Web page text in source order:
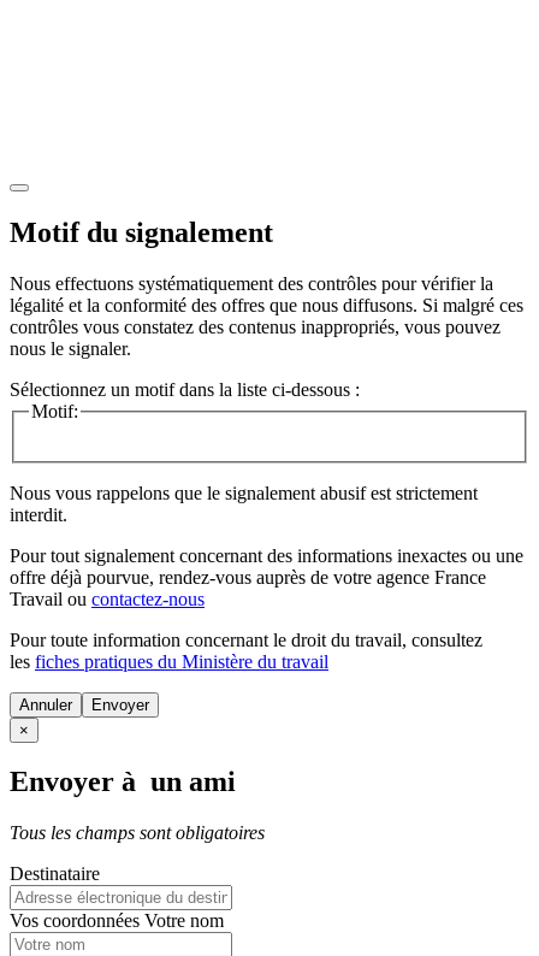
Motif du signalement
Nous effectuons systématiquement des contrôles pour vérifier la
légalité et la conformité des offres que nous diffusons. Si malgré ces
contrôles vous constatez des contenus inappropriés, vous pouvez
nous le signaler.
Sélectionnez un motif dans la liste ci-dessous :
Motif:
Nous vous rappelons que le signalement abusif est strictement
interdit.
Pour tout signalement concernant des informations inexactes ou une
offre déjà pourvue, rendez-vous auprès de votre agence France
Travail ou contactez-nous
Pour toute information concernant le droit du travail, consultez
les fiches pratiques du Ministère du travail
Annuler
×
Envoyer à un ami
Tous les champs sont obligatoires
Destinataire
Vos coordonnées Votre nom